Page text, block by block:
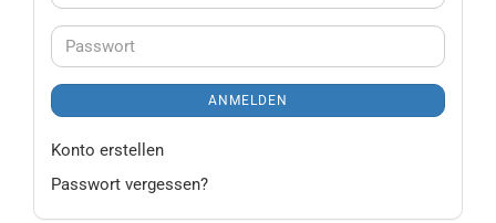
Mail-
Passwort
ANMELDEN
Konto erstellen
Passwort vergessen?